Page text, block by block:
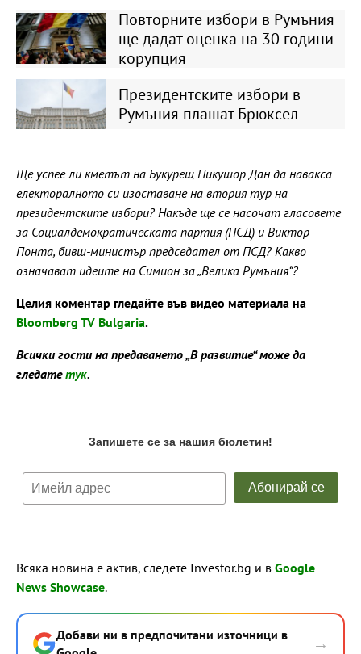
Повторните избори в Румъния
ще дадат оценка на 30 години
корупция
Президентските избори в
Румъния плашат Брюксел
Ще успее ли кметът на Букурещ Никушор Дан да навакса
електоралното си изоставане на втория тур на
президентските избори? Накъде ще се насочат гласовете
за Социалдемократическата партия (ПСД) и Виктор
Понта, бивш-министър председател от ПСД? Какво
означават идеите на Симион за „Велика Румъния“?
Целия коментар гледайте във видео материала на
Bloomberg TV Bulgaria.
Всички гости на предаването „В развитие“ може да
гледатетук.
Всяка новина е актив, следете Investor.bg и в Google
News Showcase.
Добави ни в предпочитани източници в
→